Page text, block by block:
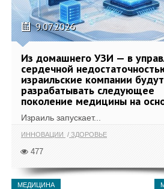
9.07.2026
Из домашнего УЗИ — в
сердечной
израильские компании будут
разрабатывать следующее
поколение медицины на
Израиль запускает...
ИННОВАЦИИ ЗДОРОВЬЕ
477
МЕДИЦИНА